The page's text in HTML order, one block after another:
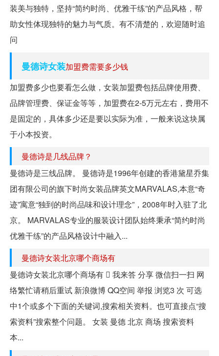
装美与独特，坚持“简约时尚、优雅干练”的产品风格，帮
助女性体现独特的魅力与气质。有不清楚的，欢迎随时追
问
曼德诗女装加盟费需要多少钱
加盟费多少也要看怎么做，女装加盟费包括品牌使用费、
品牌管理费、保证金等等，加盟费在2-5万元左右，费用不
是固定的，具体多少还是要以实际为准，一般来说这块属
于小本投资。
曼德诗是几线品牌？
曼德诗是三线品牌。 曼德诗是1996年创建的香港黛星乔集
团有限公司的旗下时尚女装品牌英文MARVALAS,本意“奇
迹”寓意“独到的时尚品味和设计理念”，2008年时入驻了北
京。 MARVALAS专业的服装设计团队始终秉承“简约时尚
优雅干练”的产品风格设计中融入...
曼德诗女装北京哪个商场有
曼德诗女装北京哪个商场有  我来答 分享 微信扫一扫 网
络繁忙请稍后重试 新浪微博 QQ空间 举报 浏览3 次 可选
中1个或多个下面的关键词,搜索相关资料。也可直接点“搜
索资料”搜索整个问题。 女装 曼德 北京 商场 搜索资料
本...